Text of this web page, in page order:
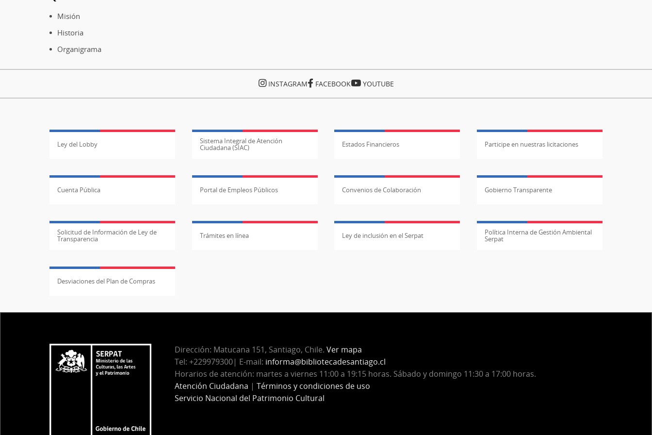
Misión
Historia
Organigrama
INSTAGRAM FACEBOOK YOUTUBE
Ley del Lobby Sistema Integral de Atención
Ciudadana (SIAC) Estados Financieros Participe en nuestras licitaciones
Cuenta Pública Portal de Empleos Públicos Convenios de Colaboración Gobierno Transparente
Solicitud de Información de Ley de
Transparencia Trámites en línea Ley de inclusión en el Serpat Política Interna de Gestión Ambiental
Serpat
Desviaciones del Plan de Compras
Dirección: Matucana 151, Santiago, Chile. Ver mapa
Tel: +229979300| E-mail: informa@bibliotecadesantiago.cl
Horarios de atención: martes a viernes 11:00 a 19:15 horas. Sábado y domingo 11:30 a 17:00 horas.
Atención Ciudadana | Términos y condiciones de uso
Servicio Nacional del Patrimonio Cultural